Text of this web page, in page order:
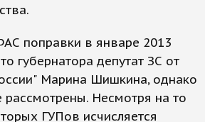
поправки в январе 2013
губернатора депутат ЗС от
Марина Шишкина, однако
рассмотрены. Несмотря на то
ГУПов исчисляется